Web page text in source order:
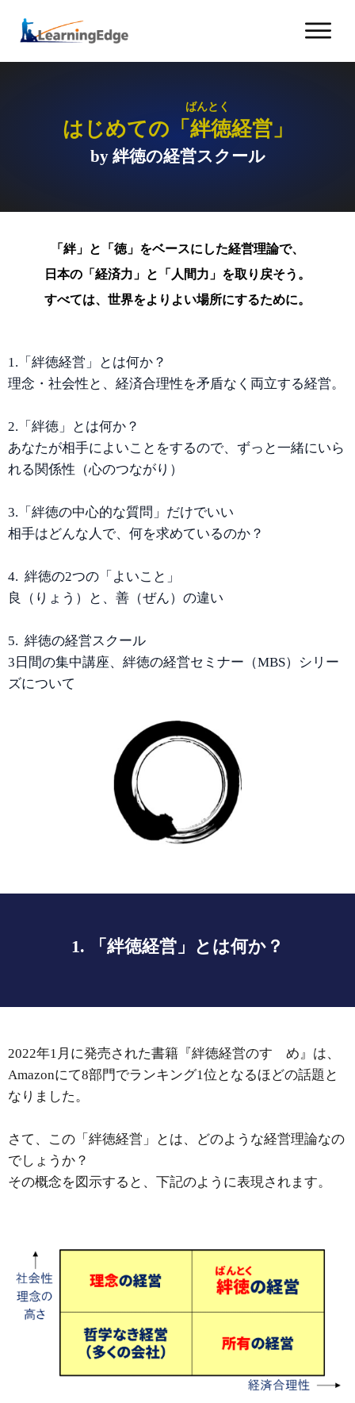
ばんとく
はじめての「絆徳経営」
by 絆徳の経営スクール
「絆」と「徳」をベースにした経営理論で、
日本の「経済力」と「人間力」を取り戻そう。
すべては、世界をよりよい場所にするために。
1.「絆徳経営」とは何か？
理念・社会性と、経済合理性を矛盾なく両立する経営。
2.「絆徳」とは何か？
あなたが相手によいことをするので、ずっと一緒にいら
れる関係性（心のつながり）
3.「絆徳の中心的な質問」だけでいい
相手はどんな人で、何を求めているのか？
4. 絆徳の2つの「よいこと」
良（りょう）と、善（ぜん）の違い
5. 絆徳の経営スクール
3日間の集中講座、絆徳の経営セミナー（MBS）シリー
ズについて
1. 「絆徳経営」とは何か？
2022年1月に発売された書籍『絆徳経営のすゝめ』は、
Amazonにて8部門でランキング1位となるほどの話題と
なりました。
さて、この「絆徳経営」とは、どのような経営理論なの
でしょうか？
その概念を図示すると、下記のように表現されます。